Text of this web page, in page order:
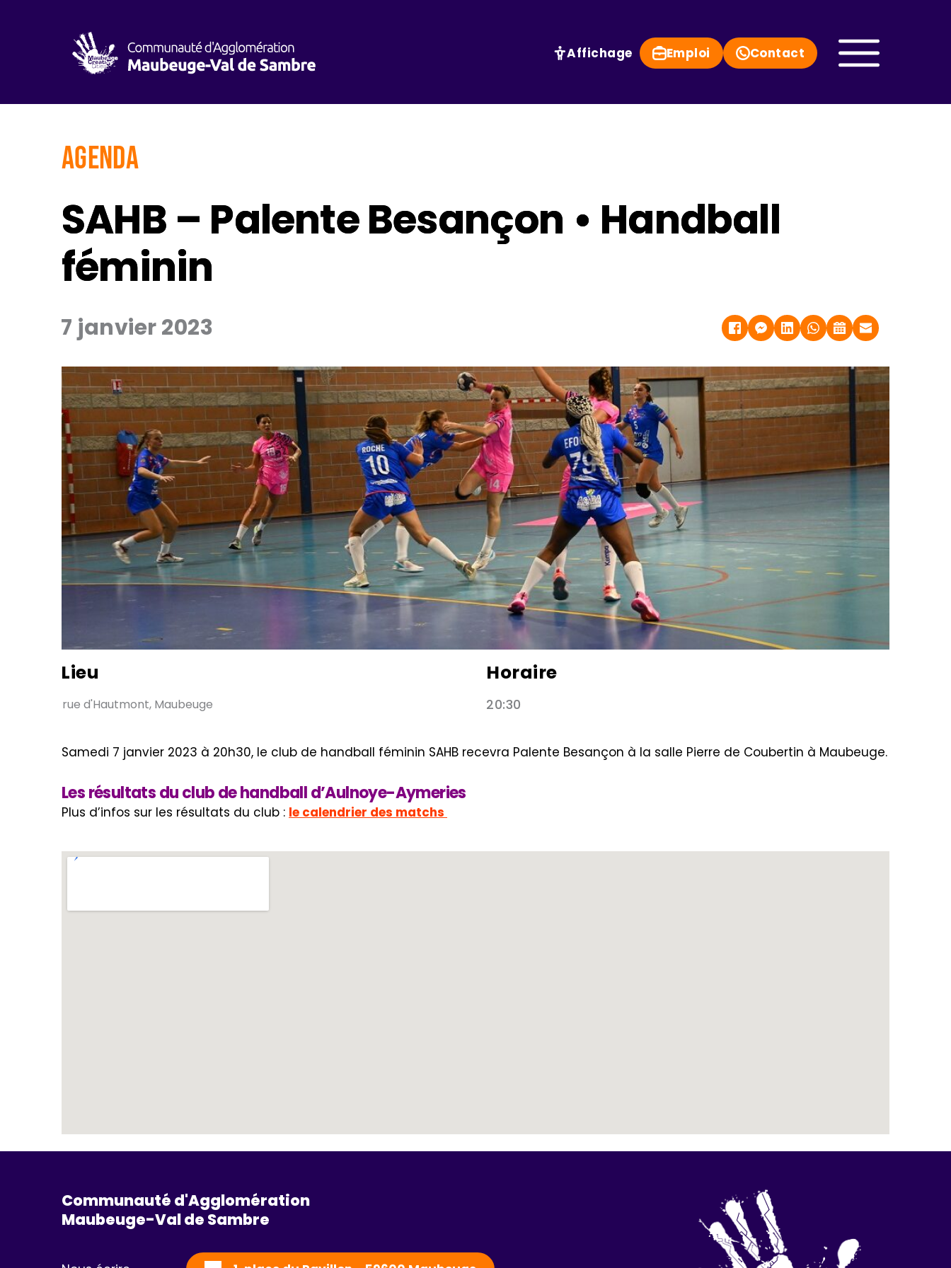
Affichage Emploi Contact
AGENDA
SAHB – Palente Besançon • Handball
féminin
7 janvier 2023
Lieu
rue d'Hautmont, Maubeuge
Horaire
20:30
Samedi 7 janvier 2023 à 20h30, le club de handball féminin SAHB recevra Palente Besançon à la salle Pierre de Coubertin à Maubeuge.
Les résultats du club de handball d’Aulnoye-Aymeries
Plus d’infos sur les résultats du club : le calendrier des matchs
Communauté d'Agglomération
Maubeuge-Val de Sambre